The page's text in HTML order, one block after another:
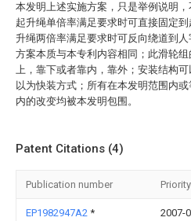
本发明上述实施方案，只是举例说明
起升绳单倍率满足要求时可直接固定
升绳两倍率满足要求时可反向绕道到
方案本质与本专利内容相同；此滑轮
上，靠下或者靠内，靠外；安装结构
以为快装方式；所有在本发明范围内
内的改变均被本发明包围。
Patent Citations (4)
Publication number
EP1982947A2 * 2007-